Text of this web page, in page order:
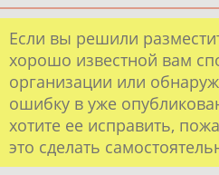
Если вы решили
хорошо известной вам
организации или
ошибку в уже
хотите ее исправить,
это сделать